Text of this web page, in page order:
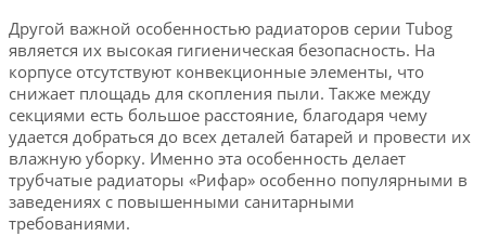
Другой важной особенностью радиаторов серии Tubog
является их высокая гигиеническая безопасность. На
корпусе отсутствуют конвекционные элементы, что
снижает площадь для скопления пыли. Также между
секциями есть большое расстояние, благодаря чему
удается добраться до всех деталей батарей и провести их
влажную уборку. Именно эта особенность делает
трубчатые радиаторы «Рифар» особенно популярными в
заведениях с повышенными санитарными
требованиями.